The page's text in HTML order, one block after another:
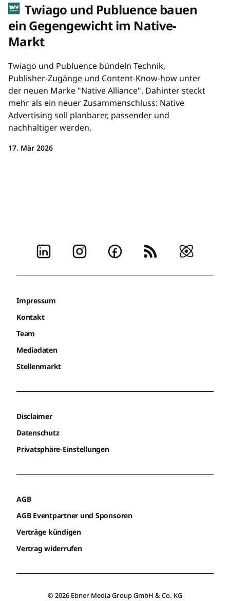
Twiago und Publuence bauen
ein Gegengewicht im Native-
Markt
Twiago und Publuence bündeln Technik,
Publisher-Zugänge und Content-Know-how unter
der neuen Marke "Native Alliance". Dahinter steckt
mehr als ein neuer Zusammenschluss: Native
Advertising soll planbarer, passender und
nachhaltiger werden.
17. Mär 2026
Impressum
Kontakt
Team
Mediadaten
Stellenmarkt
Disclaimer
Datenschutz
Privatsphäre-Einstellungen
AGB
AGB Eventpartner und Sponsoren
Verträge kündigen
Vertrag widerrufen
© 2026 Ebner Media Group GmbH & Co. KG